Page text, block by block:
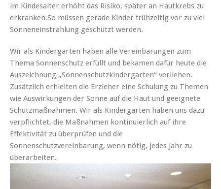
im Kindesalter erhöht das Risiko, später an Hautkrebs zu
erkranken.So müssen gerade Kinder frühzeitig vor zu viel
Sonneneinstrahlung geschützt werden.
Wir als Kindergarten haben alle Vereinbarungen zum
Thema Sonnenschutz erfüllt und bekamen dafür heute die
Auszeichnung „Sonnenschutzkindergarten“ verliehen.
Zusätzlich erhielten die Erzieher eine Schulung zu Themen
wie Auswirkungen der Sonne auf die Haut und geeignete
Schutzmaßnahmen. Wir als Kindergarten haben uns dazu
verpflichtet, die Maßnahmen kontinuierlich auf ihre
Effektivität zu überprüfen und die
Sonnenschutzvereinbarung, wenn nötig, jedes Jahr zu
überarbeiten.